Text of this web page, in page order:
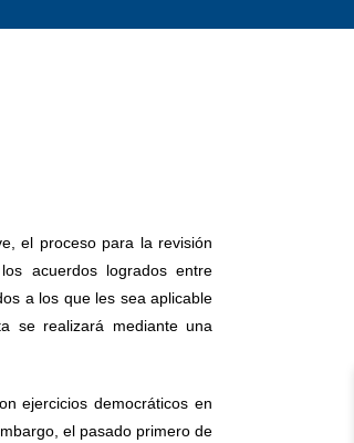
el proceso para la revisión
acuerdos logrados entre
a los que les sea aplicable
se realizará mediante una
ejercicios democráticos en
el pasado primero de